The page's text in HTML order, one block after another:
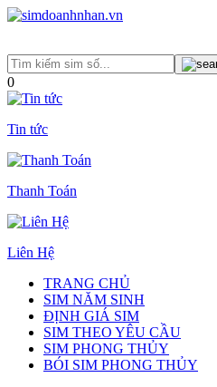
0
Tin tức
Thanh Toán
Liên Hệ
TRANG CHỦ
SIM NĂM SINH
ĐỊNH GIÁ SIM
SIM THEO YÊU CẦU
SIM PHONG THỦY
BÓI SIM PHONG THỦY